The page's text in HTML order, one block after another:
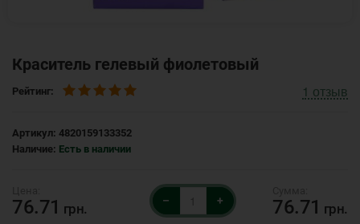
Краситель гелевый фиолетовый
Рейтинг: 1 отзыв
Артикул: 4820159133352
Наличие: Есть в наличии
76.71 грн.
– + 76.71 грн.